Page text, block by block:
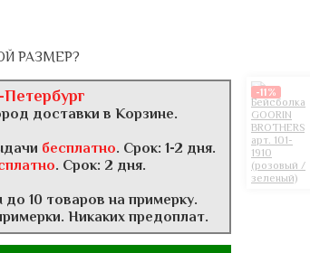
-11%
РАЗМЕР?
Петербург
доставки в Корзине.
бесплатно. Срок: 1-2 дня.
. Срок: 2 дня.
10 товаров на примерку.
Никаких предоплат.